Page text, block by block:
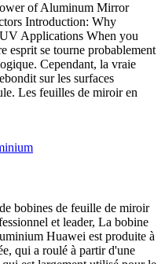
of Aluminum Mirror
Introduction: Why
Applications When you
esprit se tourne probablement
Cependant, la vraie
sur les surfaces
Les feuilles de miroir en
bobines de feuille de miroir
et leader, La bobine
Huawei est produite à
qui a roulé à partir d'une